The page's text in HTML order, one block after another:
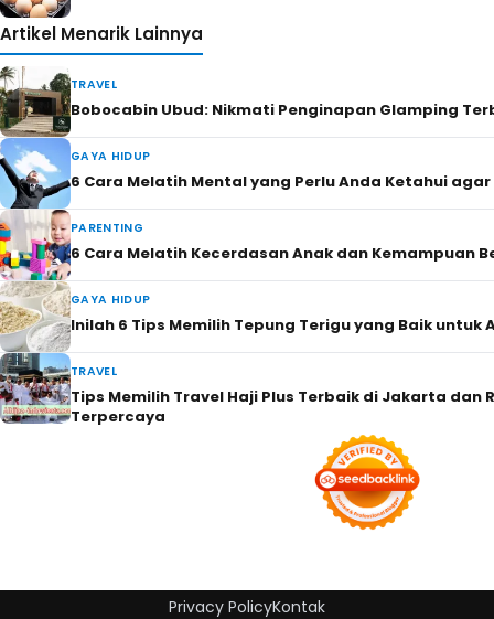
Artikel Menarik Lainnya
TRAVEL
Bobocabin Ubud: Nikmati Penginapan Glamping
GAYA HIDUP
6 Cara Melatih Mental yang Perlu Anda Ketahui
PARENTING
6 Cara Melatih Kecerdasan Anak dan Kemampuan
GAYA HIDUP
Inilah 6 Tips Memilih Tepung Terigu yang Baik untuk
TRAVEL
Tips Memilih Travel Haji Plus Terbaik di Jakarta dan
Terpercaya
Privacy PolicyKontak